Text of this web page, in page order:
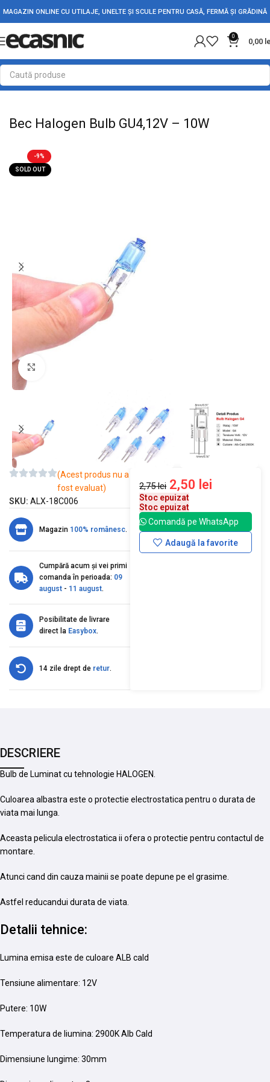
MAGAZIN ONLINE CU UTILAJE, UNELTE ȘI SCULE PENTRU CASĂ, FERMĂ ȘI GRĂDINĂ
0
0,00
Prima pagină Iluminat Led Becuri
Bec Halogen Bulb GU4,12V – 10W
-9%
SOLD OUT
(Acest produs nu a
fost evaluat)
SKU: ALX-18C006
Magazin 100% românesc.
Cumpără acum și vei primi
comanda în perioada: 09
august - 11 august.
Posibilitate de livrare
direct la Easybox.
14 zile drept de retur.
2,75lei 2,50 lei
Stoc epuizat
Stoc epuizat
Comandă pe WhatsApp
Adaugă la favorite
DESCRIERE
Bulb de Luminat cu tehnologie HALOGEN.
Culoarea albastra este o protectie electrostatica pentru o durata de
viata mai lunga.
Aceasta pelicula electrostatica ii ofera o protectie pentru contactul de
montare.
Atunci cand din cauza mainii se poate depune pe el grasime.
Astfel reducandui durata de viata.
Detalii tehnice:
Lumina emisa este de culoare ALB cald
Tensiune alimentare: 12V
Putere: 10W
Temperatura de liumina: 2900K Alb Cald
Dimensiune lungime: 30mm